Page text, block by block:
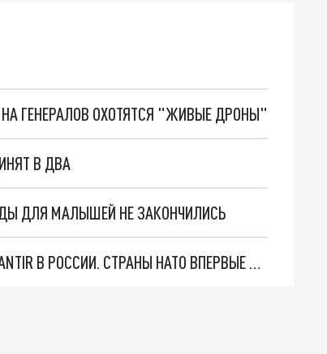
ГЕНЕРАЛОВ ОХОТЯТСЯ "ЖИВЫЕ ДРОНЫ"
В ДВА
ДЛЯ МАЛЫШЕЙ НЕ ЗАКОНЧИЛИСЬ
"ОЧЕНЬ ПЛОХИЕ НОВОСТИ": БОЛЬШАЯ ОШИБКА PALANTIR В РОССИИ. СТРАНЫ НАТО ВПЕРВЫЕ ЗА СВО ОСТАНОВИЛИ ПОСТАВКИ ОРУЖИЯ. ВСУ ТЕРЯЮТ ПРИГРАНИЧЬЕ?